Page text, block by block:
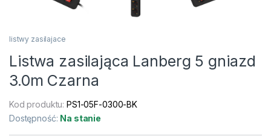
listwy zasilajace
Listwa zasilająca Lanberg 5 gniazd
3.0m Czarna
Kod produktu:PS1-05F-0300-BK
Dostępność: Na stanie